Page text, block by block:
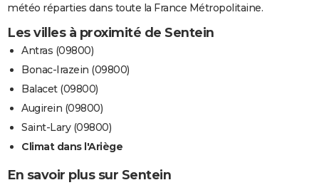
météo réparties dans toute la France Métropolitaine.
Les villes à proximité de Sentein
Antras (09800)
Bonac-Irazein (09800)
Balacet (09800)
Augirein (09800)
Saint-Lary (09800)
Climat dans l'Ariège
En savoir plus sur Sentein